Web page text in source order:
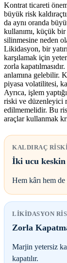
Kontrat ticareti
büyük risk
da aynı oranda
kullanımı, küçük
silinmesine neden
Likidasyon, bir
karşılamak için
zorla
anlamına gelebilir.
piyasa volatilitesi,
Ayrıca, işlem
riski ve düzenleyici
edilmemelidir. Bu
araçlar kullanmak
KALDIRAÇ
İki ucu keskin
Hem kârı hem
LIKIDASYON
Zorla
Marjin yetersiz
kapatılır.